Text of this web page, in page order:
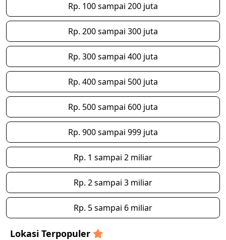
Rp. 100 sampai 200 juta
Rp. 200 sampai 300 juta
Rp. 300 sampai 400 juta
Rp. 400 sampai 500 juta
Rp. 500 sampai 600 juta
Rp. 900 sampai 999 juta
Rp. 1 sampai 2 miliar
Rp. 2 sampai 3 miliar
Rp. 5 sampai 6 miliar
Lokasi Terpopuler